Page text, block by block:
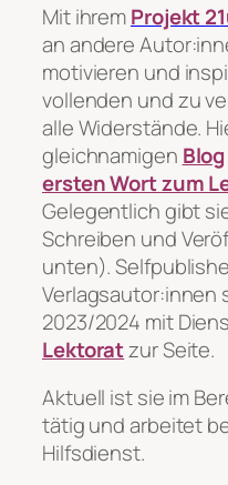
Mit ihremProjekt
an andere
motivieren und
vollenden und zu
alle Widerstände.
gleichnamigen Blog
ersten Wort zum
Gelegentlich gibt
Schreiben und
unten).
Verlagsautor:innen
2023/2024 mit
Lektoratzur Seite.
Aktuell ist sie im
tätig und arbeitet
Hilfsdienst.